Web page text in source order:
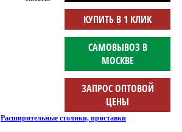
КУПИТЬ В 1 КЛИК
САМОВЫВОЗ В
МОСКВЕ
ЗАПРОС ОПТОВОЙ
ЦЕНЫ
Расширительные столики, приставки